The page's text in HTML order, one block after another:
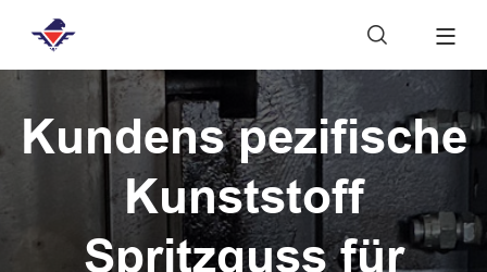

Kundens pezifische
Kunststoff
Spritzguss für